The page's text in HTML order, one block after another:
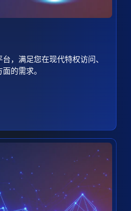
，满足您在现代特权访问、
的需求。